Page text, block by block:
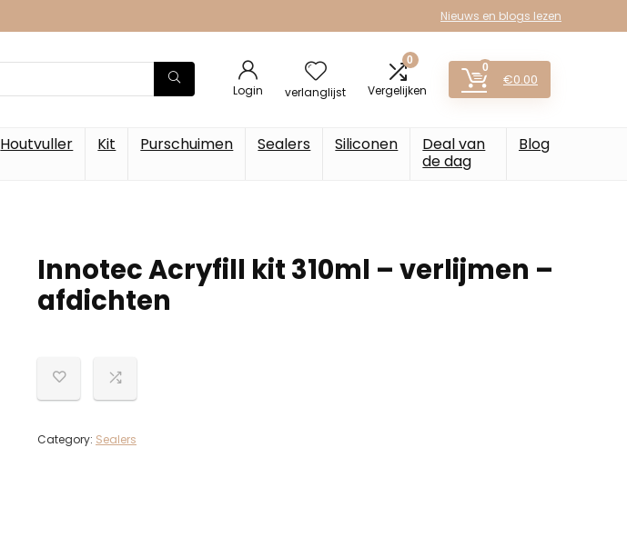
Nieuws en blogs lezen
Login verlanglijst
0
Vergelijken
0
€0.00
Houtvuller Kit Purschuimen Sealers Siliconen
Deal van
de dag
Blog
Innotec Acryfill kit 310ml – verlijmen –
afdichten
Category: Sealers